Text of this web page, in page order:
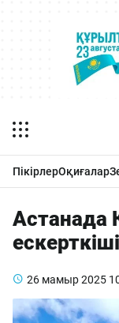
ПікірлерОқиғалар
Астанада
26 мамыр 2025